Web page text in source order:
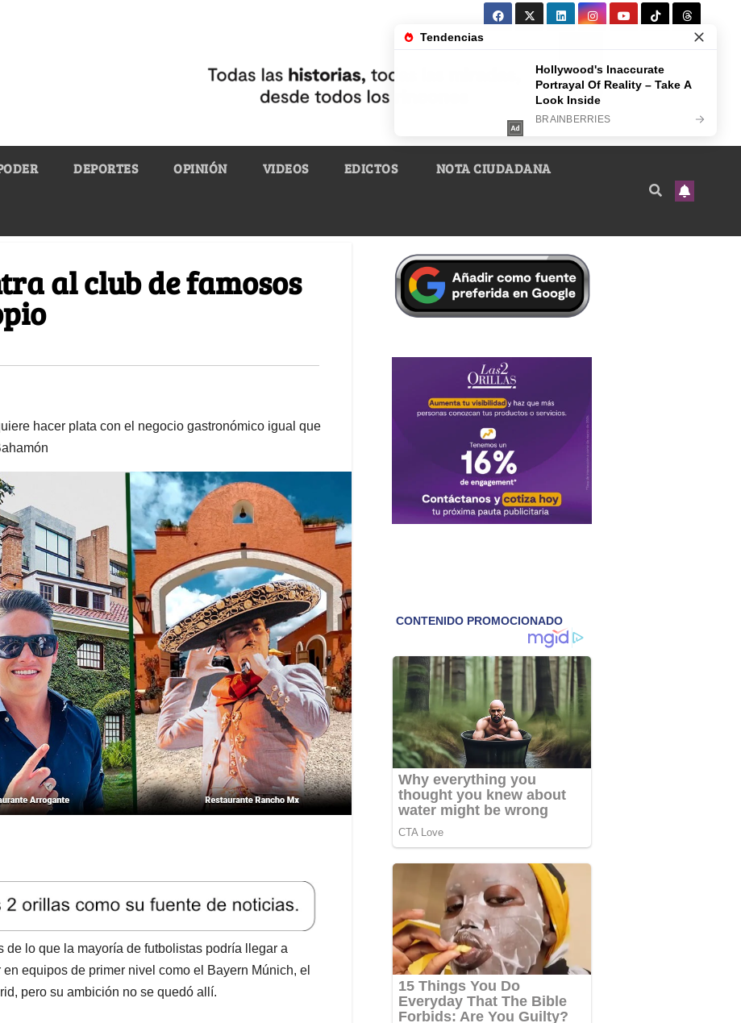
DEPORTES OPINIÓN VIDEOS EDICTOS NOTA CIUDADANA
al club de famosos
hacer plata con el negocio gastronómico igual que
lo que la mayoría de futbolistas podría llegar a
equipos de primer nivel como el Bayern Múnich, el
pero su ambición no se quedó allí.